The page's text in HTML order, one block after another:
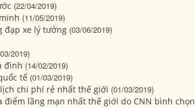
(22/04/2019)
(11/05/2019)
đạp xe lý tưởng (03/06/2019)
2019)
đình (14/02/2019)
tế (01/03/2019)
chi phí rẻ nhất thế giới (01/03/2019)
lãng mạn nhất thế giới do CNN bình chọn